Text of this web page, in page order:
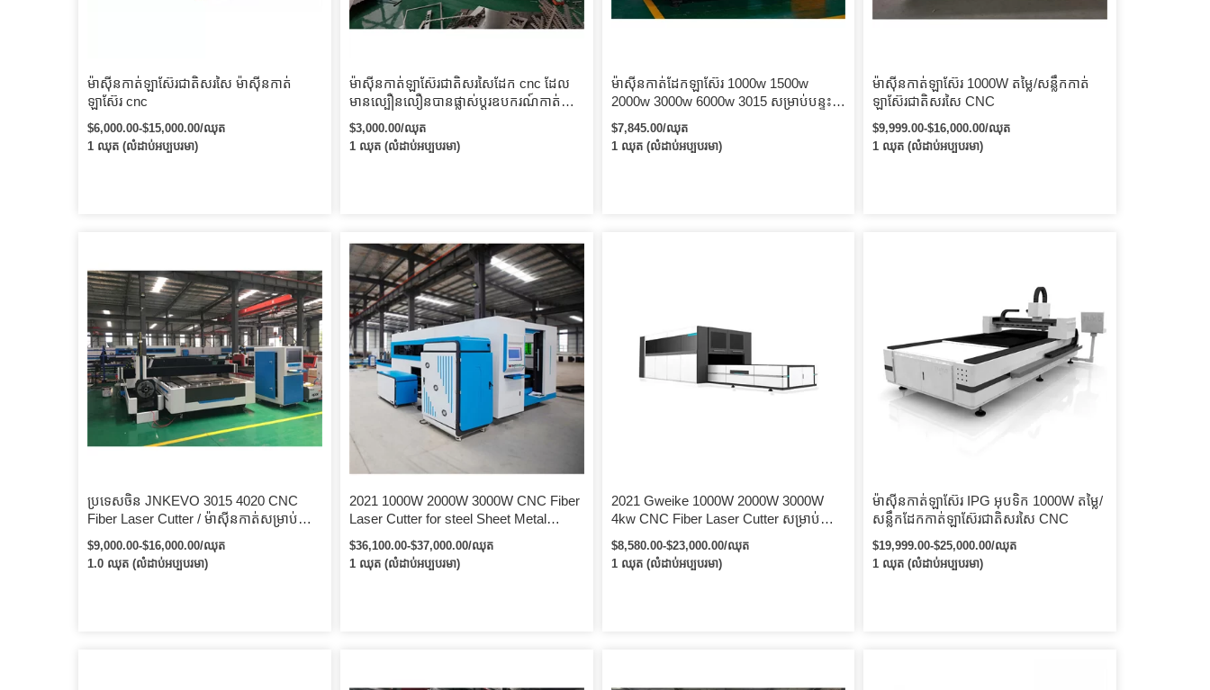
ម៉ាស៊ីនកាត់ឡាស៊ែរជាតិសរសៃ ម៉ាស៊ីនកាត់
ឡាស៊ែរ cnc
$6,000.00-$15,000.00/ឈុត
1 ឈុត (លំដាប់អប្បបរមា)
ម៉ាស៊ីនកាត់ឡាស៊ែរជាតិសរសៃដែក cnc ដែល
មានល្បឿនលឿនបានផ្លាស់ប្តូរឧបករណ៍កាត់
ឡាស៊ែរជាតិសរសៃតារាង
$3,000.00/ឈុត
1 ឈុត (លំដាប់អប្បបរមា)
ម៉ាស៊ីនកាត់ដែកឡាស៊ែរ 1000w 1500w
2000w 3000w 6000w 3015 សម្រាប់បន្ទះ
ដែកអ៊ីណុកកាបូន និងបំពង់
$7,845.00/ឈុត
1 ឈុត (លំដាប់អប្បបរមា)
ម៉ាស៊ីនកាត់ឡាស៊ែរ 1000W តម្លៃ/សន្លឹកកាត់
ឡាស៊ែរជាតិសរសៃ CNC
$9,999.00-$16,000.00/ឈុត
1 ឈុត (លំដាប់អប្បបរមា)
ប្រទេសចិន JNKEVO 3015 4020 CNC
Fiber Laser Cutter / ម៉ាស៊ីនកាត់សម្រាប់
ទង់ដែង / អាលុយមីញ៉ូ / ដែកអ៊ីណុក / ដែក
កាបូន
$9,000.00-$16,000.00/ឈុត
1.0 ឈុត (លំដាប់អប្បបរមា)
2021 1000W 2000W 3000W CNC Fiber
Laser Cutter for steel Sheet Metal
wuhan Raycus 1530 3015 ម៉ាស៊ីនកាត់
ឡាស៊ែរជាតិសរសៃ
$36,100.00-$37,000.00/ឈុត
1 ឈុត (លំដាប់អប្បបរមា)
2021 Gweike 1000W 2000W 3000W
4kw CNC Fiber Laser Cutter សម្រាប់ដែក
សន្លឹកអាលុយមីញ៉ូមដែក Raycus / IPG
Fiber ម៉ាស៊ីនកាត់ឡាស៊ែរ
$8,580.00-$23,000.00/ឈុត
1 ឈុត (លំដាប់អប្បបរមា)
ម៉ាស៊ីនកាត់ឡាស៊ែរ IPG អុបទិក 1000W តម្លៃ/
សន្លឹកដែកកាត់ឡាស៊ែរជាតិសរសៃ CNC
$19,999.00-$25,000.00/ឈុត
1 ឈុត (លំដាប់អប្បបរមា)